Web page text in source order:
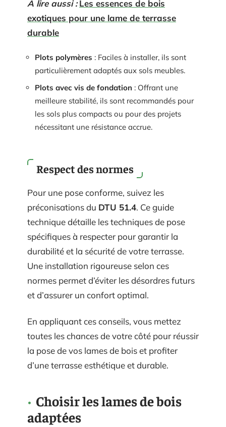
A lire aussi : Les essences de bois
exotiques pour une lame de terrasse
durable
Plots polymères : Faciles à installer, ils sont
particulièrement adaptés aux sols meubles.
Plots avec vis de fondation : Offrant une
meilleure stabilité, ils sont recommandés pour
les sols plus compacts ou pour des projets
nécessitant une résistance accrue.
Respect des normes
Pour une pose conforme, suivez les
préconisations du DTU 51.4. Ce guide
technique détaille les techniques de pose
spécifiques à respecter pour garantir la
durabilité et la sécurité de votre terrasse.
Une installation rigoureuse selon ces
normes permet d’éviter les désordres futurs
et d’assurer un confort optimal.
En appliquant ces conseils, vous mettez
toutes les chances de votre côté pour réussir
la pose de vos lames de bois et profiter
d’une terrasse esthétique et durable.
Choisir les lames de bois
adaptées